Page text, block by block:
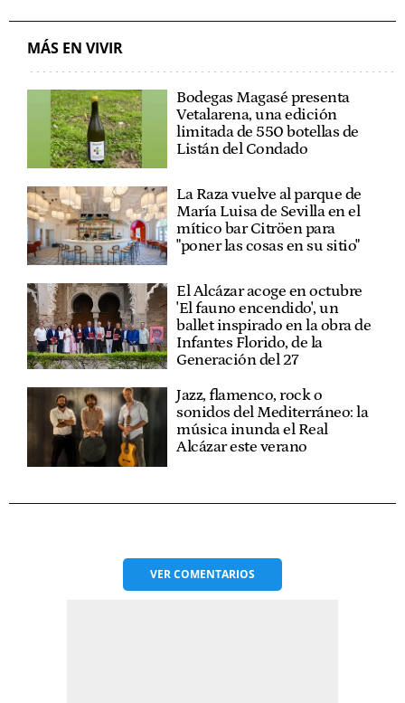
MÁS EN VIVIR
Bodegas Magasé presenta
Vetalarena, una edición
limitada de 550 botellas de
Listán del Condado
La Raza vuelve al parque de
María Luisa de Sevilla en el
mítico bar Citröen para
"poner las cosas en su sitio"
El Alcázar acoge en octubre
'El fauno encendido', un
ballet inspirado en la obra de
Infantes Florido, de la
Generación del 27
Jazz, flamenco, rock o
sonidos del Mediterráneo: la
música inunda el Real
Alcázar este verano
VERCOMENTARIOS